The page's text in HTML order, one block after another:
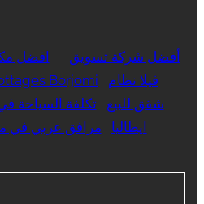
أفضل شركة تسويق
افضل
Borjomi
فيلا نظام
شقق للبيع
تكلفة السياحة
ايطاليا
مرافق عربي في